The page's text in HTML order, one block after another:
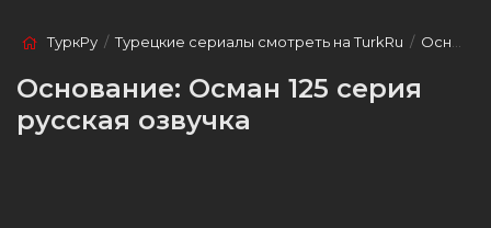
ТуркРу /Турецкие сериалы смотреть на TurkRu / Основание: Осман
Основание: Осман 125 серия
русская озвучка